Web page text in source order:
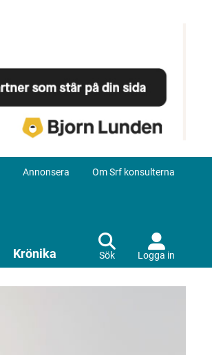
Annonsera Om Srf konsulterna
Krönika Sök Logga in